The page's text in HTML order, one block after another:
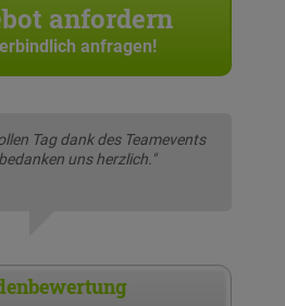
anfordern
anfragen!
Tag dank des Teamevents
uns herzlich."